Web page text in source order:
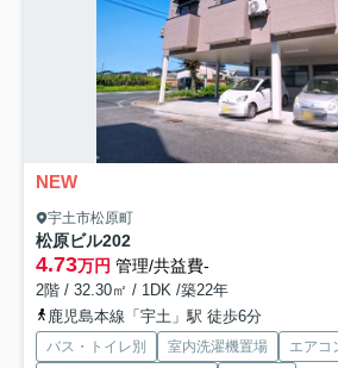
NEW
宇土市松原町
松原ビル202
4.73万円 管理/共益費-
2階 / 32.30㎡ / 1DK /築22年
鹿児島本線「宇土」駅 徒歩6分
バス・トイレ別 室内洗濯機置場 エアコ